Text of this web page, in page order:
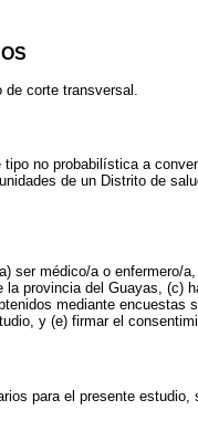
de corte transversal.
no probabilística a
de un Distrito de
ser médico/a o enfermero/
provincia del Guayas, (c)
mediante encuestas
y (e) firmar el
para el presente